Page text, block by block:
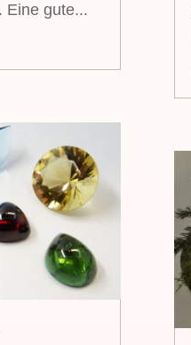
Eine gute...